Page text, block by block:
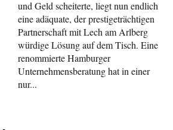
und Geld scheiterte, liegt nun endlich
eine adäquate, der prestigeträchtigen
Partnerschaft mit Lech am Arlberg
würdige Lösung auf dem Tisch. Eine
renommierte Hamburger
Unternehmensberatung hat in einer
nur...